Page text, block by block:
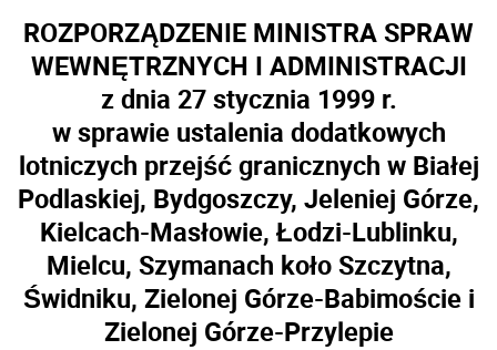
ROZPORZĄDZENIE MINISTRA SPRAW
WEWNĘTRZNYCH I ADMINISTRACJI
z dnia 27 stycznia 1999 r.
w sprawie ustalenia dodatkowych
lotniczych przejść granicznych w Białej
Podlaskiej, Bydgoszczy, Jeleniej Górze,
Kielcach-Masłowie, Łodzi-Lublinku,
Mielcu, Szymanach koło Szczytna,
Świdniku, Zielonej Górze-Babimoście i
Zielonej Górze-Przylepie